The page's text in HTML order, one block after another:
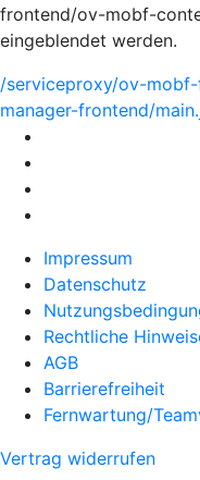
frontend/ov-mobf-
eingeblendet werden.
/serviceproxy/ov-
manager-frontend/
Impressum
Datenschutz
Rechtliche
AGB
Barrierefreiheit
Fernwartung/
Vertrag widerrufen